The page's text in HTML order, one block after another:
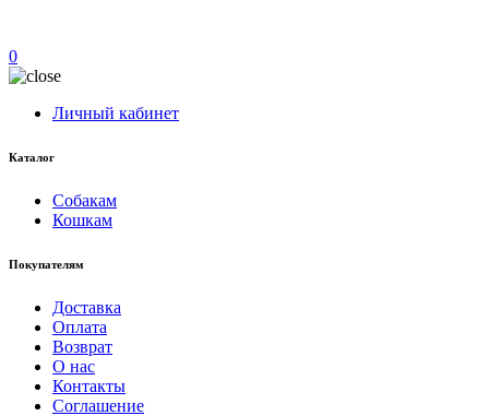
0
Личный кабинет
Каталог
Собакам
Кошкам
Покупателям
Доставка
Оплата
Возврат
О нас
Контакты
Соглашение